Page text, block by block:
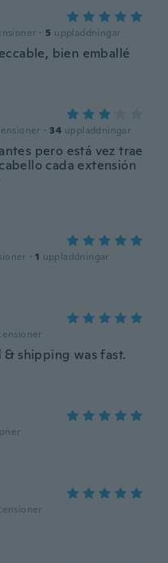
· 5 uppladdningar
bien emballé
· 34 uppladdningar
pero está vez trae
cada extensión
· 1 uppladdningar
shipping was fast.